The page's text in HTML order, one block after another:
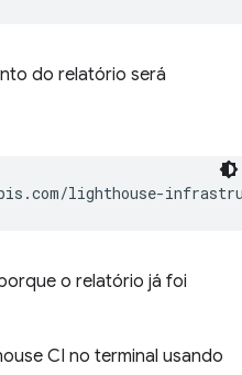
do relatório será
o relatório já foi
CI no terminal usando